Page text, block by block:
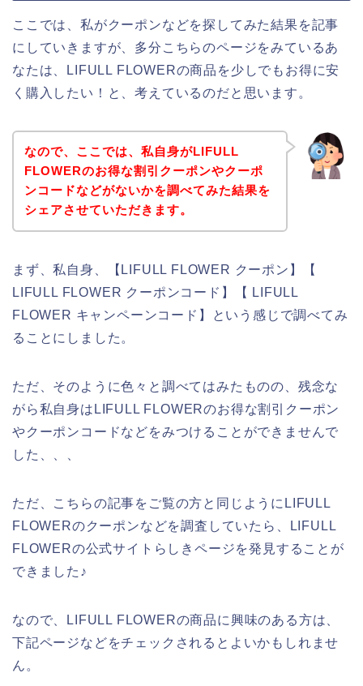
ここでは、私がクーポンなどを探してみた結果を記事
にしていきますが、多分こちらのページをみているあ
なたは、LIFULL FLOWERの商品を少しでもお得に安
く購入したい！と、考えているのだと思います。
なので、ここでは、私自身がLIFULL
FLOWERのお得な割引クーポンやクーポ
ンコードなどがないかを調べてみた結果を
シェアさせていただきます。
まず、私自身、【LIFULL FLOWER クーポン】【
LIFULL FLOWER クーポンコード】【 LIFULL
FLOWER キャンペーンコード】という感じで調べてみ
ることにしました。
ただ、そのように色々と調べてはみたものの、残念な
がら私自身はLIFULL FLOWERのお得な割引クーポン
やクーポンコードなどをみつけることができませんで
した、、、
ただ、こちらの記事をご覧の方と同じようにLIFULL
FLOWERのクーポンなどを調査していたら、LIFULL
FLOWERの公式サイトらしきページを発見することが
できました♪
なので、LIFULL FLOWERの商品に興味のある方は、
下記ページなどをチェックされるとよいかもしれませ
ん。